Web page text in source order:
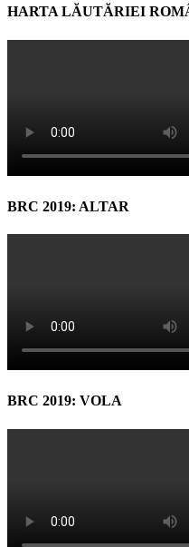
HARTA LĂUTĂRIEI
BRC 2019: ALTAR
BRC 2019: VOLA